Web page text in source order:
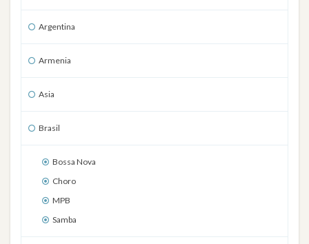
Argentina
Armenia
Asia
Brasil
Bossa Nova
Choro
MPB
Samba